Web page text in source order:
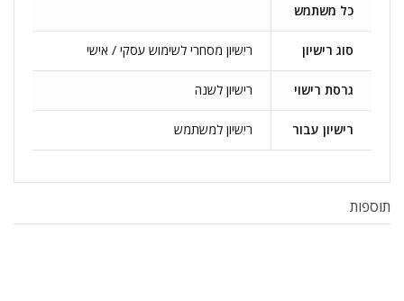
כל משתמש
סוג רישיון רישיון מסחרי לשימוש עסקי / אישי
גרסת רישוי רישיון לשנה
רישיון עבור רישיון למשתמש
תוספות